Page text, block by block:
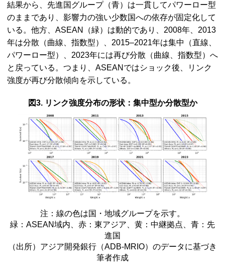
結果から、先進国グループ（青）は一貫してパワーロー型
のままであり、影響力の強い少数国への依存が固定化して
いる。他方、 ASEAN
（緑）は動的であり、2008年、2013
年は分散（曲線、指数型）、2015–2021年は集中（直線、
パワーロー型）、2023年には再び分散（曲線、指数型）へ
と戻っている。つまり、 ASEAN ではショック後、リンク
強度が再び分散傾向を示している。
図3. リンク強度分布の形状：集中型か分散型か
注：線の色は国・地域グループを示す。
緑： ASEAN域内、赤：東アジア、黄：中継拠点、青：先
進国
（出所）アジア開発銀行（ADB-MRIO）のデータに基づき
筆者作成